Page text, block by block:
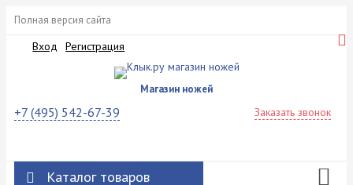
Полная версия сайта
Вход Регистрация
Магазин ножей
+7 (495) 542-67-39 Заказать звонок
Каталог товаров